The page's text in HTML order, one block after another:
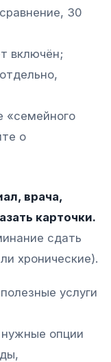
30
включён;
«семейного
о
врача,
карточки.
сдать
хронические).
услуги
опции